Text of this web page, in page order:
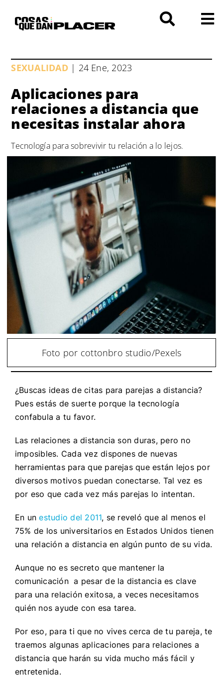
contenido
SEXUALIDAD| 24 Ene, 2023
Aplicaciones para
relaciones a distancia que
necesitas instalar ahora
Tecnología para sobrevivir tu relación a lo lejos.
Foto por cottonbro studio/Pexels
¿Buscas ideas de citas para parejas a distancia?
Pues estás de suerte porque la tecnología
confabula a tu favor.
Las relaciones a distancia son duras, pero no
imposibles. Cada vez dispones de nuevas
herramientas para que parejas que están lejos por
diversos motivos puedan conectarse. Tal vez es
por eso que cada vez más parejas lo intentan.
En unestudio del 2011, se reveló que al menos el
75% de los universitarios en Estados Unidos tienen
una relación a distancia en algún punto de su vida.
Aunque no es secreto que mantener la
comunicación a pesar de la distancia es clave
para una relación exitosa, a veces necesitamos
quién nos ayude con esa tarea.
Por eso, para ti que no vives cerca de tu pareja, te
traemos algunas aplicaciones para relaciones a
distancia que harán su vida mucho más fácil y
entretenida.